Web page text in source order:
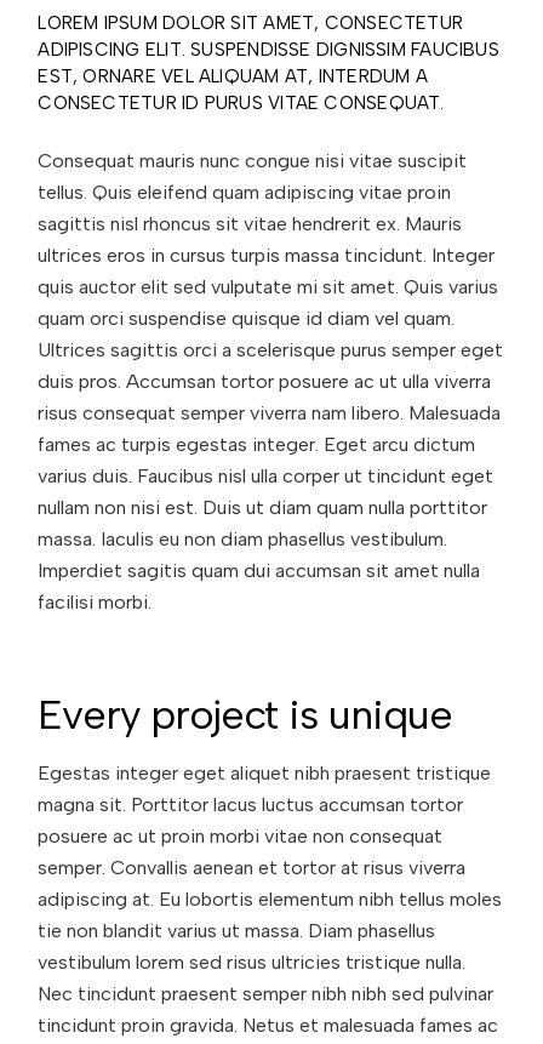
LOREM IPSUM DOLOR SIT AMET, CONSECTETUR
ADIPISCING ELIT. SUSPENDISSE DIGNISSIM FAUCIBUS
EST, ORNARE VEL ALIQUAM AT, INTERDUM A
CONSECTETUR ID PURUS VITAE CONSEQUAT.
Consequat mauris nunc congue nisi vitae suscipit
tellus. Quis eleifend quam adipiscing vitae proin
sagittis nisl rhoncus sit vitae hendrerit ex. Mauris
ultrices eros in cursus turpis massa tincidunt. Integer
quis auctor elit sed vulputate mi sit amet. Quis varius
quam orci suspendise quisque id diam vel quam.
Ultrices sagittis orci a scelerisque purus semper eget
duis pros. Accumsan tortor posuere ac ut ulla viverra
risus consequat semper viverra nam libero. Malesuada
fames ac turpis egestas integer. Eget arcu dictum
varius duis. Faucibus nisl ulla corper ut tincidunt eget
nullam non nisi est. Duis ut diam quam nulla porttitor
massa. Iaculis eu non diam phasellus vestibulum.
Imperdiet sagitis quam dui accumsan sit amet nulla
facilisi morbi.
Every project is unique
Egestas integer eget aliquet nibh praesent tristique
magna sit. Porttitor lacus luctus accumsan tortor
posuere ac ut proin morbi vitae non consequat
semper. Convallis aenean et tortor at risus viverra
adipiscing at. Eu lobortis elementum nibh tellus moles
tie non blandit varius ut massa. Diam phasellus
vestibulum lorem sed risus ultricies tristique nulla.
Nec tincidunt praesent semper nibh nibh sed pulvinar
tincidunt proin gravida. Netus et malesuada fames ac